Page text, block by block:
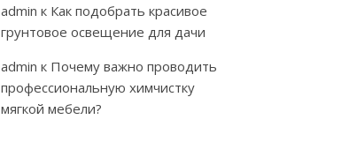
admin к Как подобрать красивое
грунтовое освещение для дачи
admin к Почему важно проводить
профессиональную химчистку
мягкой мебели?